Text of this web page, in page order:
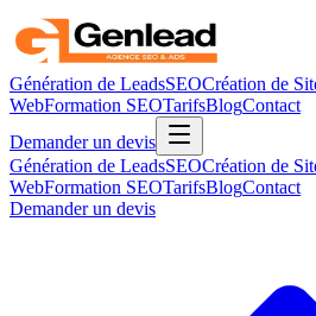
Génération de LeadsSEOCréation de
WebFormation SEOTarifsBlogContact
Demander un devis
Génération de LeadsSEOCréation de
WebFormation SEOTarifsBlogContact
Demander un devis